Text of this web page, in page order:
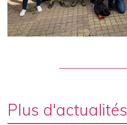
Plus d'actualités